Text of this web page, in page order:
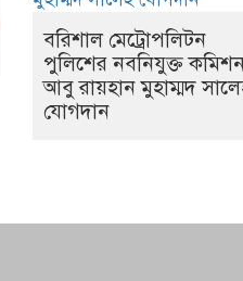
বরিশাল মেট্রোপলিটন
পুলিশের নবনিযুক্ত
আবু রায়হান মুহাম্মদ
যোগদান